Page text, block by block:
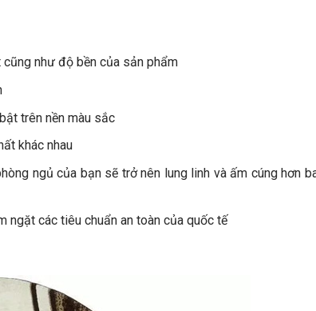
như độ bền của sản phẩm
trên nền màu sắc
khác nhau
ngủ của bạn sẽ trở nên lung linh và ấm cúng hơn
ngặt các tiêu chuẩn an toàn của quốc tế